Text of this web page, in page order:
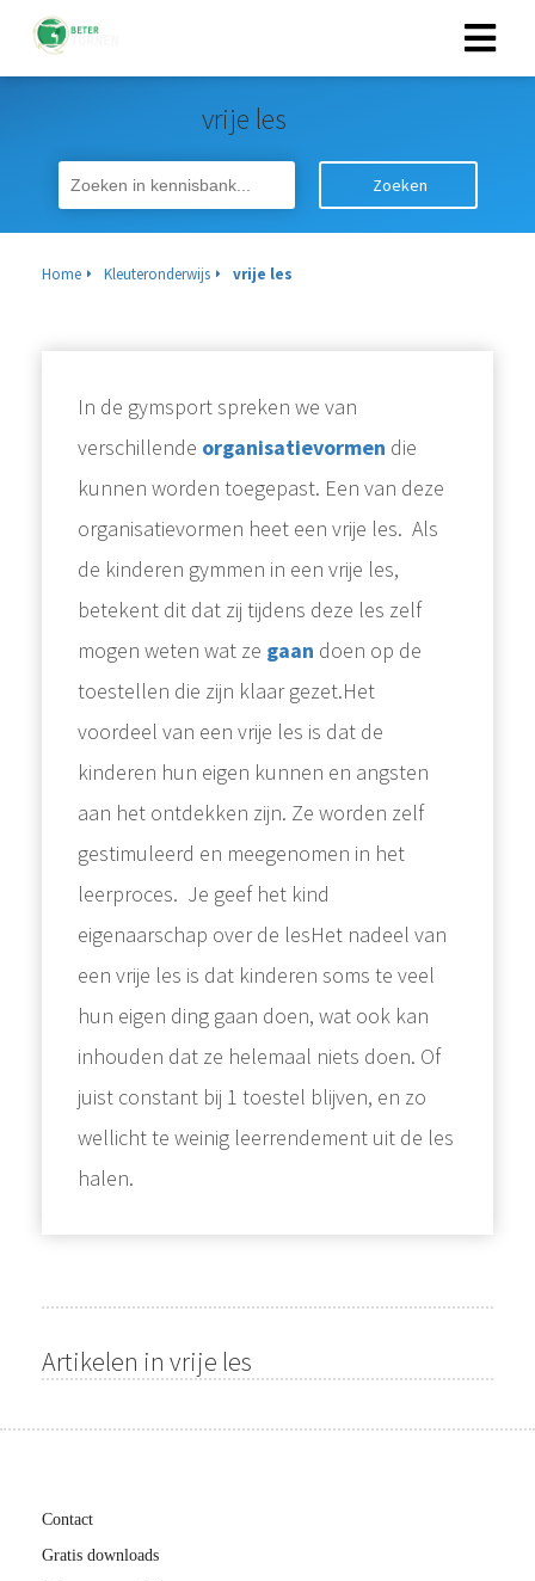
vrije les
Zoeken
Home Kleuteronderwijs vrije les
In de gymsport spreken we van
verschillende organisatievormen die
kunnen worden toegepast. Een van deze
organisatievormen heet een vrije les. Als
de kinderen gymmen in een vrije les,
betekent dit dat zij tijdens deze les zelf
mogen weten wat ze gaan doen op de
toestellen die zijn klaar gezet.Het
voordeel van een vrije les is dat de
kinderen hun eigen kunnen en angsten
aan het ontdekken zijn. Ze worden zelf
gestimuleerd en meegenomen in het
leerproces. Je geef het kind
eigenaarschap over de lesHet nadeel van
een vrije les is dat kinderen soms te veel
hun eigen ding gaan doen, wat ook kan
inhouden dat ze helemaal niets doen. Of
juist constant bij 1 toestel blijven, en zo
wellicht te weinig leerrendement uit de les
halen.
Artikelen in vrije les
Contact
Gratis downloads